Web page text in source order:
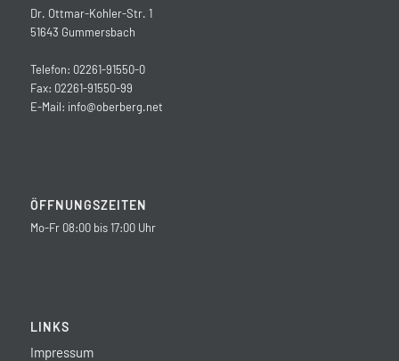
Dr. Ottmar-Kohler-Str. 1
51643 Gummersbach
Telefon: 02261-91550-0
Fax: 02261-91550-99
E-Mail: info@oberberg.net
ÖFFNUNGSZEITEN
Mo-Fr 08:00 bis 17:00 Uhr
LINKS
Impressum